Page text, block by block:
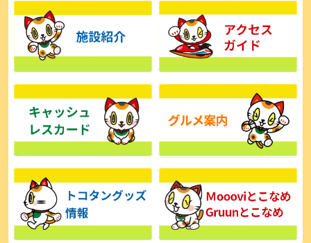
【とこなめボート】広瀬凜は準優で見つかった課題の克服へ「結果
的に１着を取れればいい」
2026年08月03日
2026年08月03日